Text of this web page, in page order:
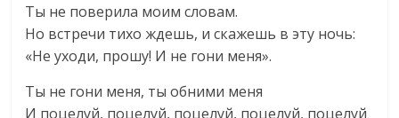
Ты не поверила моим словам.
Но встречи тихо ждешь, и скажешь в эту ночь:
«Не уходи, прошу! И не гони меня».
Ты не гони меня, ты обними меня
И поцелуй, поцелуй, поцелуй, поцелуй, поцелуй